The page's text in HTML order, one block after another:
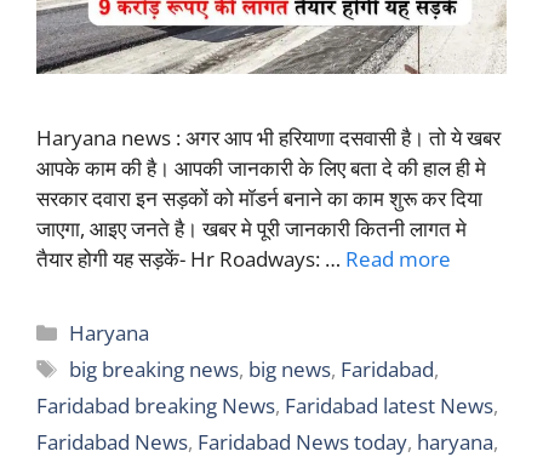
Haryana news : अगर आप भी हरियाणा दसवासी है। तो ये खबर
आपके काम की है। आपकी जानकारी के लिए बता दे की हाल ही मे
सरकार दवारा इन सड़कों को मॉडर्न बनाने का काम शुरू कर दिया
जाएगा, आइए जनते है। खबर मे पूरी जानकारी कितनी लागत मे
तैयार होगी यह सड़कें- Hr Roadways: … Read more
Categories
Haryana
Tags
big breaking news, big news, Faridabad,
Faridabad breaking News, Faridabad latest News,
Faridabad News, Faridabad News today, haryana,